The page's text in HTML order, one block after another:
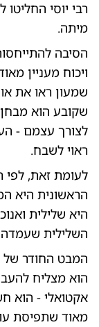
רבי יוסי
מיתה.
הסיבה
ויכוח מעניין
שמעון ראו את
שקובע הוא
לצורך עצמם -
ראוי לשבח.
לעומת זאת, לפי
הראשונית היא
היא שלילית
השלילית
המבט החודר של
הוא מצליח
אקטואלי - הוא
מאוד שתפיסת